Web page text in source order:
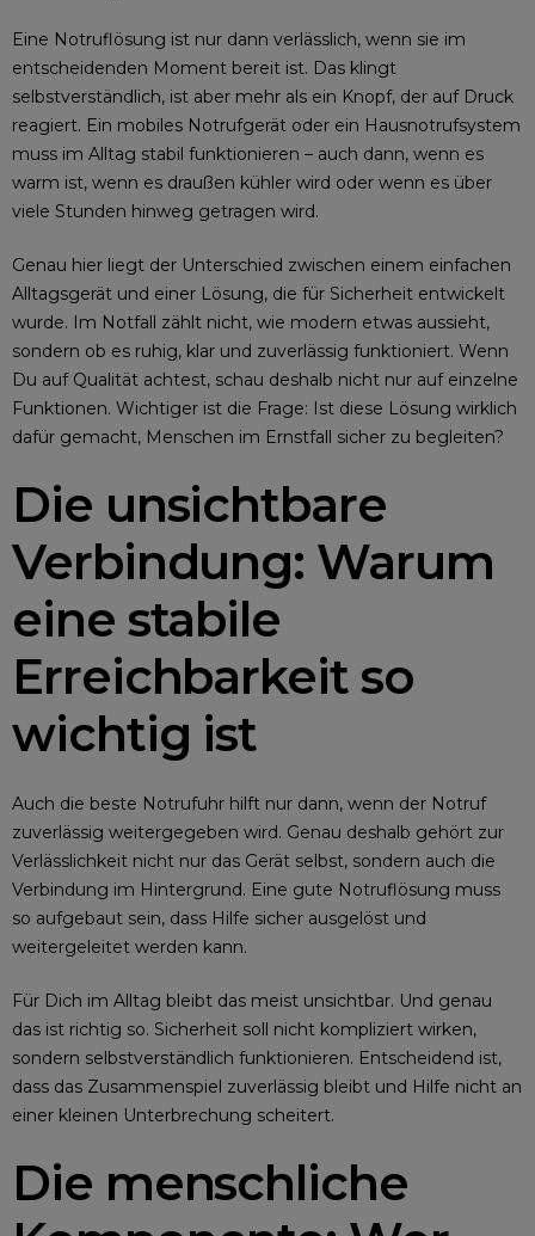
Eine Notruflösung ist nur dann verlässlich, wenn sie im
entscheidenden Moment bereit ist. Das klingt
selbstverständlich, ist aber mehr als ein Knopf, der auf Druck
reagiert. Ein mobiles Notrufgerät oder ein Hausnotrufsystem
muss im Alltag stabil funktionieren – auch dann, wenn es
warm ist, wenn es draußen kühler wird oder wenn es über
viele Stunden hinweg getragen wird.
Genau hier liegt der Unterschied zwischen einem einfachen
Alltagsgerät und einer Lösung, die für Sicherheit entwickelt
wurde. Im Notfall zählt nicht, wie modern etwas aussieht,
sondern ob es ruhig, klar und zuverlässig funktioniert. Wenn
Du auf Qualität achtest, schau deshalb nicht nur auf einzelne
Funktionen. Wichtiger ist die Frage: Ist diese Lösung wirklich
dafür gemacht, Menschen im Ernstfall sicher zu begleiten?
Die unsichtbare
Verbindung: Warum
eine stabile
Erreichbarkeit so
wichtig ist
Auch die beste Notrufuhr hilft nur dann, wenn der Notruf
zuverlässig weitergegeben wird. Genau deshalb gehört zur
Verlässlichkeit nicht nur das Gerät selbst, sondern auch die
Verbindung im Hintergrund. Eine gute Notruflösung muss
so aufgebaut sein, dass Hilfe sicher ausgelöst und
weitergeleitet werden kann.
Für Dich im Alltag bleibt das meist unsichtbar. Und genau
das ist richtig so. Sicherheit soll nicht kompliziert wirken,
sondern selbstverständlich funktionieren. Entscheidend ist,
dass das Zusammenspiel zuverlässig bleibt und Hilfe nicht an
einer kleinen Unterbrechung scheitert.
Die menschliche